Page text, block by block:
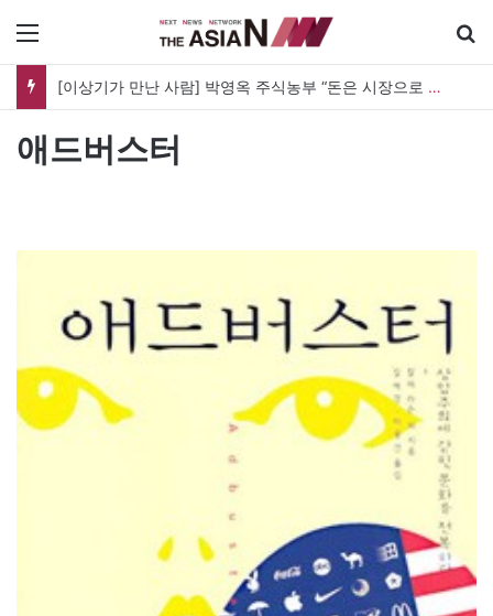
[이상기가 만난 사람] 박영옥 주식농부 “돈은 시장으로 갔지만, 투자는 사라지고 거래만 남았다”
애드버스터